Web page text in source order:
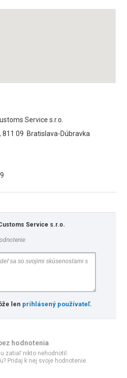
Service s.r.o.
811 09 Bratislava-Dúbravka
Service s.r.o.
len prihlásený používateľ.
hodnotenia
zatiaľ nikto nehodnotil.
Pridaj k nej svoje hodnotenie.